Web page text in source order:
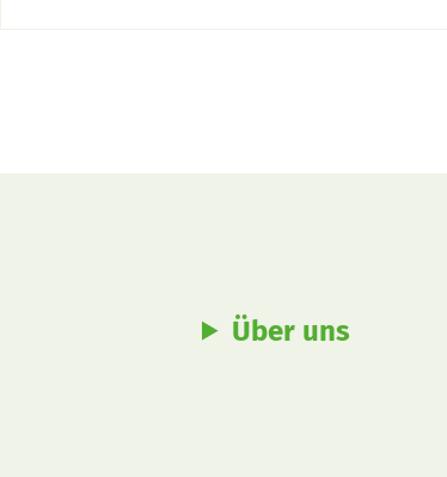
Über uns